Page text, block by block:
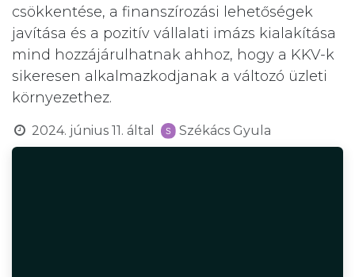
csökkentése, a finanszírozási lehetőségek
javítása és a pozitív vállalati imázs kialakítása
mind hozzájárulhatnak ahhoz, hogy a KKV-k
sikeresen alkalmazkodjanak a változó üzleti
környezethez.
2024. június 11. által Székács Gyula